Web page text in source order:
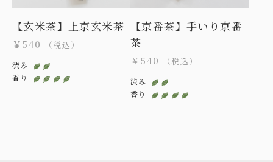
【玄米茶】上京玄米茶
￥540 （税込）
渋み
香り
【京番茶】手いり京番
茶
￥540 （税込）
渋み
香り